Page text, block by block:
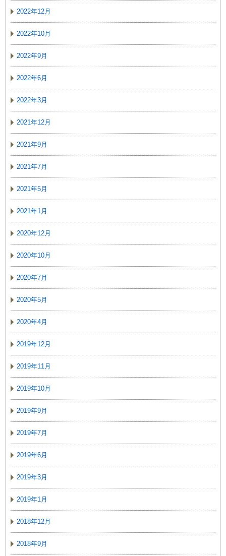
2022年12月
2022年10月
2022年9月
2022年6月
2022年3月
2021年12月
2021年9月
2021年7月
2021年5月
2021年1月
2020年12月
2020年10月
2020年7月
2020年5月
2020年4月
2019年12月
2019年11月
2019年10月
2019年9月
2019年7月
2019年6月
2019年3月
2019年1月
2018年12月
2018年9月